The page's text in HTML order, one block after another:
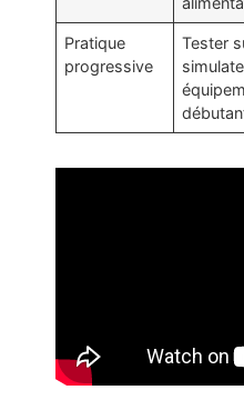
Pratique
progressive
Tester